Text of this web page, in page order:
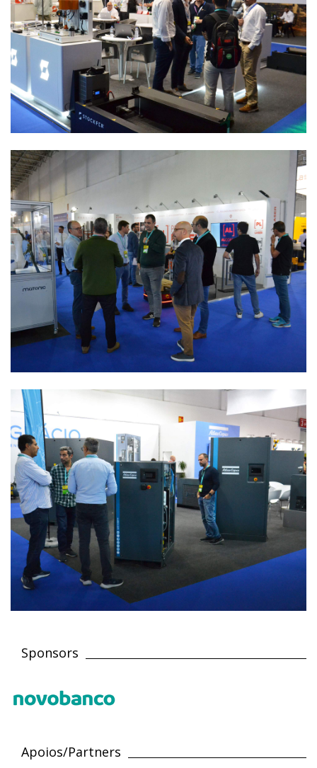
Sponsors
Apoios/Partners